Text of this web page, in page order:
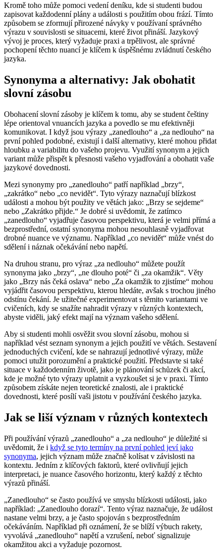
Kromě toho může pomoci vedení deníku, kde si studenti budou
zapisovat každodenní plány a události s použitím obou frází. Tímto
způsobem se zformují přirozené návyky v používaní správného
výrazu v souvislosti se situacemi, které život přináší. Jazykový
vývoj je proces, který vyžaduje praxi a trpělivost, ale správné
pochopení těchto nuancí je klíčem k úspěšnému zvládnutí českého
jazyka.
Synonyma a alternativy: Jak obohatit
slovní zásobu
Obohacení slovní zásoby je klíčem k tomu, aby se student češtiny
lépe orientoval vnuancích jazyka a povedlo se mu efektivněji
komunikovat. I když jsou výrazy „zanedlouho“ a „za nedlouho“ na
první pohled podobné, existují i další alternativy, které mohou přidat
hloubku a variabilitu do vašeho projevu. Využití synonym a jejich
variant může přispět k přesnosti vašeho vyjadřování a obohatit vaše
jazykové dovednosti.
Mezi synonymy pro „zanedlouho“ patří například „brzy“,
„zakrátko“ nebo „co nevidět“. Tyto výrazy naznačují blízkost
události a mohou být použity ve větách jako: „Brzy se sejdeme“
nebo „Zakrátko přijde.“ Je dobré si uvědomit, že zatímco
„zanedlouho“ vyjadřuje časovou perspektivu, která je velmi přímá a
bezprostřední, ostatní synonyma mohou nesouhlasně vyjadřovat
drobné nuance ve významu. Například „co nevidět“ může vnést do
sdělení i náznak očekávání nebo napětí.
Na druhou stranu, pro výraz „za nedlouho“ můžete použít
synonyma jako „brzy“, „ne dlouho poté“ či „za okamžik“. Věty
jako „Brzy nás čeká oslava“ nebo „Za okamžik to zjistíme“ mohou
vyjádřit časovou perspektivu, kterou hledáte, avšak s trochou jiného
odstínu čekání. Je užitečné experimentovat s těmito variantami ve
cvičeních, kdy se snažíte nahradit výrazy v různých kontextech,
abyste viděli, jaký efekt mají na význam vašeho sdělení.
Aby si studenti mohli osvěžit svou slovní zásobu, mohou si
například vést seznam synonym a jejich použití ve větách. Sestavení
jednoduchých cvičení, kde se nahrazují jednotlivé výrazy, může
pomoci utužit porozumění a praktické použití. Představte si také
situace v každodenním životě, jako je plánování schůzek či akcí,
kde je možné tyto výrazy uplatnit a vyzkoušet si je v praxi. Tímto
způsobem získáte nejen teoretické znalosti, ale i praktické
dovednosti, které posílí vaši jistotu v používání českého jazyka.
Jak se liší význam v různých kontextech
Při používání výrazů „zanedlouho“ a „za nedlouho“ je důležité si
uvědomit, že i když se tyto termíny na první pohled jeví jako
synonyma, jejich význam může značně kolísat v závislosti na
kontextu. Jedním z klíčových faktorů, které ovlivňují jejich
interpretaci, je nuance časového horizontu, který každý z těchto
výrazů přináší.
„Zanedlouho“ se často používá ve smyslu blízkosti události, jako
například: „Zanedlouho dorazí“. Tento výraz naznačuje, že událost
nastane velmi brzy, a je často spojován s bezprostředním
očekáváním. Například při oznámení, že se blíží výbuch rakety,
vyvolává „zanedlouho“ napětí a vzrušení, neboť signalizuje
okamžitou akci a vyžaduje pozornost.